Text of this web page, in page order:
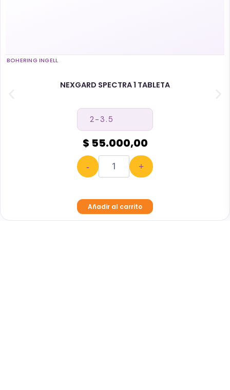
BOHERING INGELL
NEXGARD SPECTRA 1 TABLETA
$ 55.000,00
- +
Añadir al carrito